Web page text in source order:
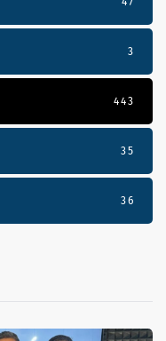
3
443
35
36